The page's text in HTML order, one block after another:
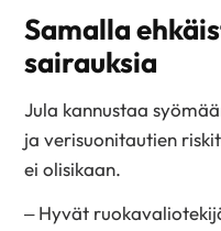
Samalla
sairauksia
Jula kannustaa
ja verisuonitautien
ei olisikaan.
– Hyvät